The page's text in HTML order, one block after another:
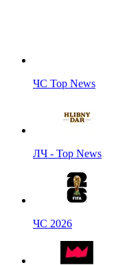
ЧС Top News
ЛЧ - Top News
ЧС 2026